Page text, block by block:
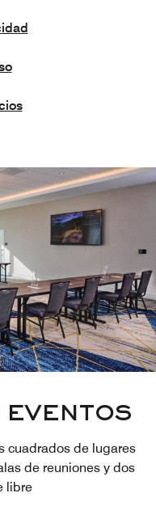
EVENTOS
cuadrados de lugares
de reuniones y dos
libre